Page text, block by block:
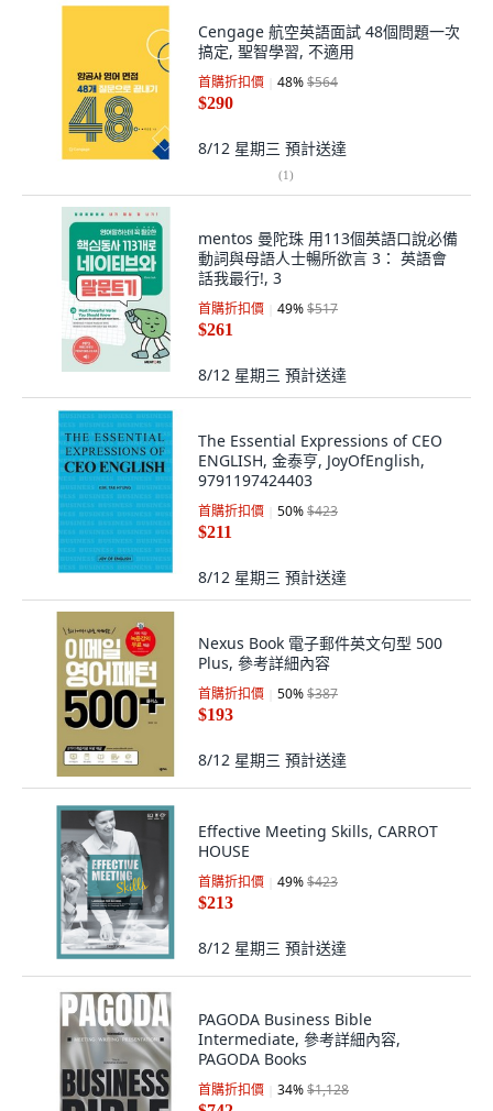
Cengage 航空英語面試 48個問題一次
搞定, 聖智學習, 不適用
首購折扣價 48%$564
$290
8/12 星期三 預計送達
(1)
mentos 曼陀珠 用113個英語口說必備
動詞與母語人士暢所欲言 3： 英語會
話我最行!, 3
首購折扣價 49%$517
$261
8/12 星期三 預計送達
The Essential Expressions of CEO
ENGLISH, 金泰亨, JoyOfEnglish,
9791197424403
首購折扣價 50%$423
$211
8/12 星期三 預計送達
Nexus Book 電子郵件英文句型 500
Plus, 參考詳細內容
首購折扣價 50%$387
$193
8/12 星期三 預計送達
Effective Meeting Skills, CARROT
HOUSE
首購折扣價 49%$423
$213
8/12 星期三 預計送達
PAGODA Business Bible
Intermediate, 參考詳細內容,
PAGODA Books
首購折扣價 34%$1,128